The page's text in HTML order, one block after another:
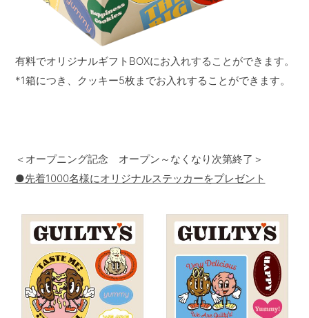
有料でオリジナルギフトBOXにお入れすることができます。
*1箱につき、クッキー5枚までお入れすることができます。
＜オープニング記念 オープン～なくなり次第終了＞
●先着1000名様にオリジナルステッカーをプレゼント